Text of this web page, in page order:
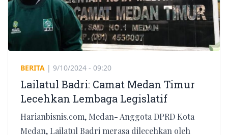
BERITA | 9/10/2024 - 09:20
Lailatul Badri: Camat Medan Timur
Lecehkan Lembaga Legislatif
Harianbisnis.com, Medan- Anggota DPRD Kota
Medan, Lailatul Badri merasa dilecehkan oleh